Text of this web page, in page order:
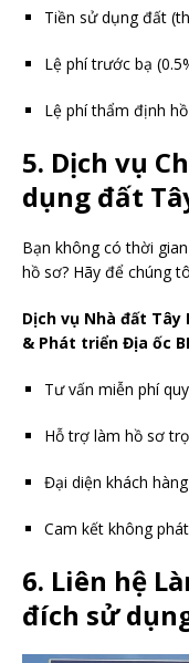
Tiền sử dụng đất
Lệ phí trước bạ
Lệ phí thẩm định
5. Dịch vụ
dụng đất
Bạn không có thời
hồ sơ? Hãy để chúng
Dịch vụ Nhà đất
& Phát triển Địa ốc
Tư vấn miễn phí
Hỗ trợ làm hồ sơ
Đại diện khách
Cam kết không
6. Liên hệ
đích sử